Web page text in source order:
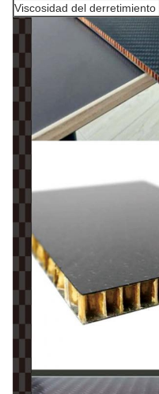
Viscosidad del derretimiento